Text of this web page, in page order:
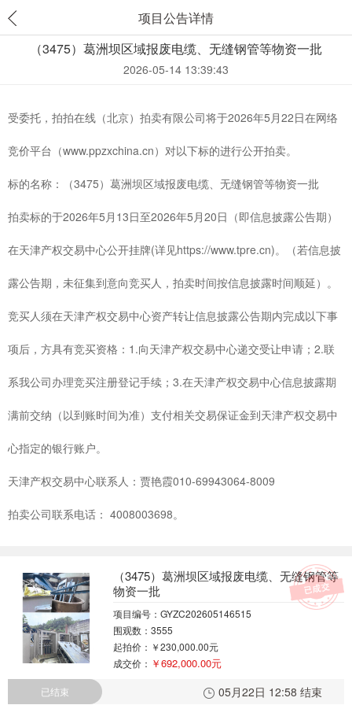
项目公告详情
（3475）葛洲坝区域报废电缆、无缝钢管等物资一批
2026-05-14 13:39:43
受委托，拍拍在线（北京）拍卖有限公司将于2026年5月22日在网络
竞价平台（www.ppzxchina.cn）对以下标的进行公开拍卖。
标的名称：（3475）葛洲坝区域报废电缆、无缝钢管等物资一批
拍卖标的于2026年5月13日至2026年5月20日（即信息披露公告期）
在天津产权交易中心公开挂牌(详见https://www.tpre.cn)。（若信息披
露公告期，未征集到意向竞买人，拍卖时间按信息披露时间顺延）。
竞买人须在天津产权交易中心资产转让信息披露公告期内完成以下事
项后，方具有竞买资格：1.向天津产权交易中心递交受让申请；2.联
系我公司办理竞买注册登记手续；3.在天津产权交易中心信息披露期
满前交纳（以到账时间为准）支付相关交易保证金到天津产权交易中
心指定的银行账户。
天津产权交易中心联系人：贾艳霞010-69943064-8009
拍卖公司联系电话： 4008003698。
（3475）葛洲坝区域报废电缆、无缝钢管等
物资一批
项目编号：GYZC202605146515
围观数：3555
起拍价： ￥230,000.00元
成交价： ￥692,000.00元
已结束 05月22日 12:58 结束